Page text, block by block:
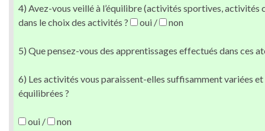
4) Avez-vous veillé à l’équilibre (activités sportives, activités
dans le choix des activités ?
oui / non
5) Que pensez-vous des apprentissages effectués dans ces
6) Les activités vous paraissent-elles suffisamment variées et
équilibrées ?
oui / non